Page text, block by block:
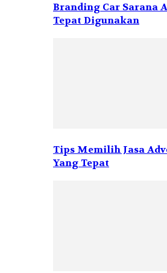
Branding Car Sarana
Tepat Digunakan
Tips Memilih Jasa
Yang Tepat